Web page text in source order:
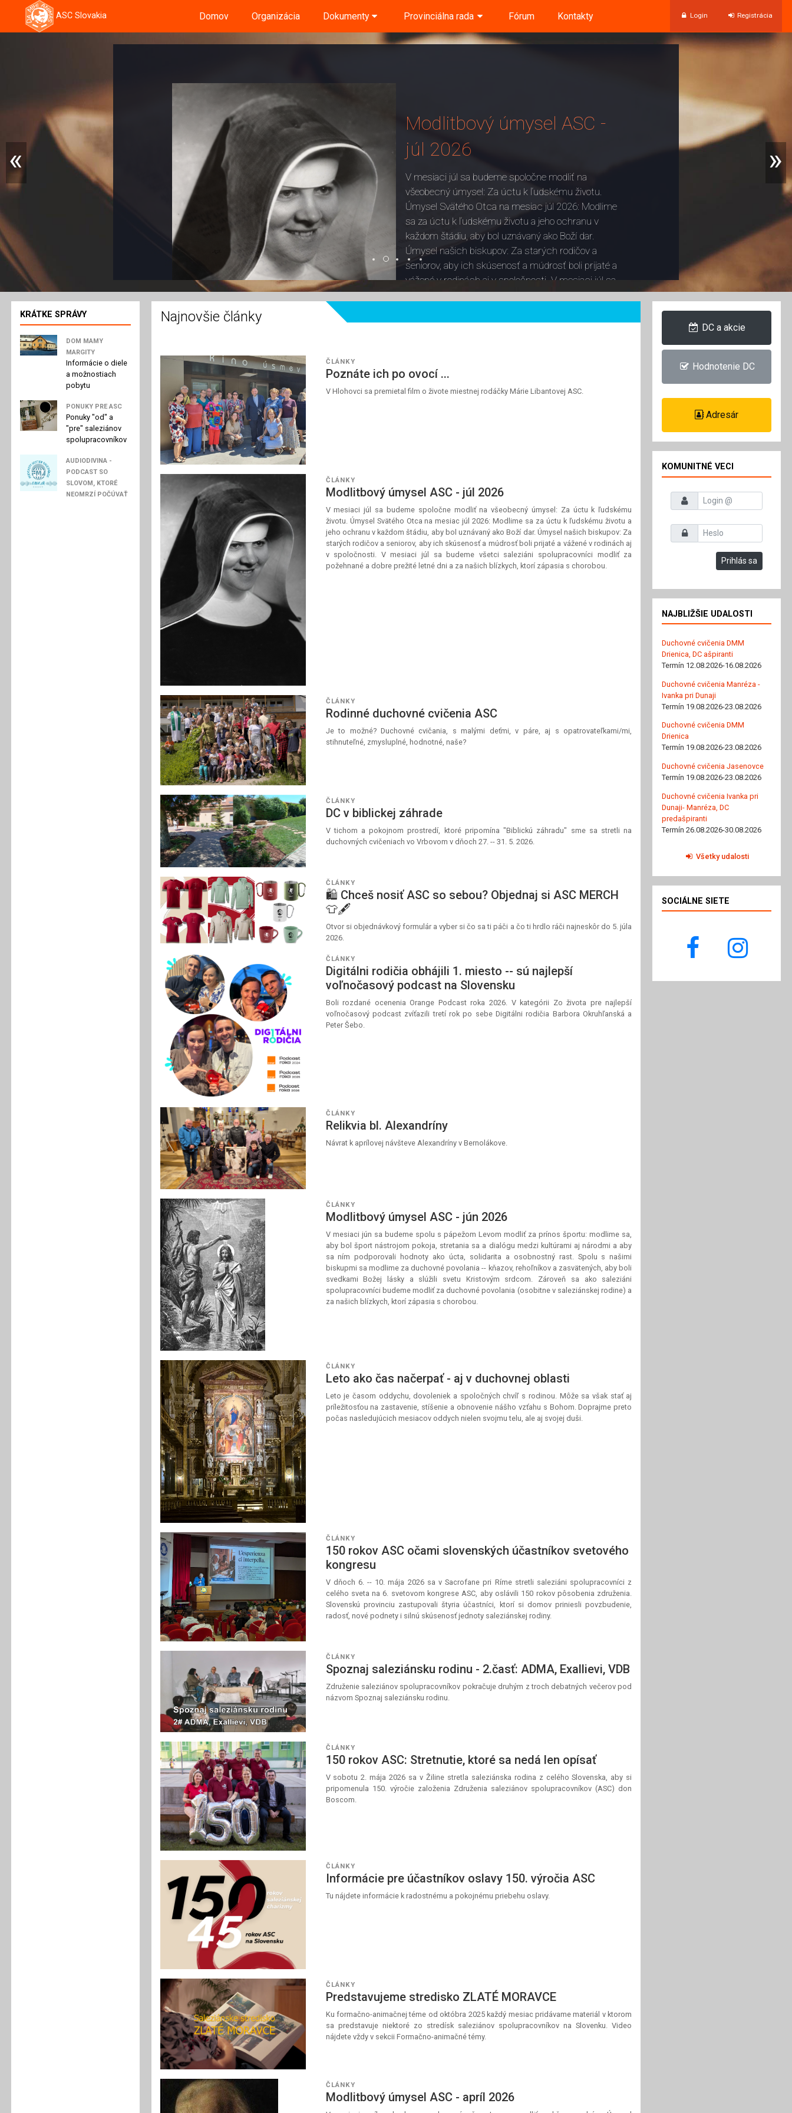
ASC Slovakia Domov Organizácia Dokumenty Provinciálna rada Fórum Kontakty Login Registrácia
Modlitbový úmysel ASC -
júl 2026
V mesiaci júl sa budeme spoločne modliť na
všeobecný úmysel: Za úctu k ľudskému životu.
Úmysel Svätého Otca na mesiac júl 2026: Modlime
sa za úctu k ľudskému životu a jeho ochranu v
každom štádiu, aby bol uznávaný ako Boží dar.
Úmysel našich biskupov: Za starých rodičov a
seniorov, aby ich skúsenosť a múdrosť boli prijaté a
vážené v rodinách aj v spoločnosti. V mesiaci júl sa
budeme všetci saleziáni spolupracovníci modliť za
blízkych, ktorí zápasia s chorobou.
« »
KRÁTKE SPRÁVY
DOM MAMY
MARGITY
Informácie o diele
a možnostiach
pobytu
PONUKY PRE ASC
Ponuky "od" a
"pre" saleziánov
spolupracovníkov
AUDIODIVINA -
PODCAST SO
SLOVOM, KTORÉ
NEOMRZÍ POČÚVAŤ
Najnovšie články
ČLÁNKY
Poznáte ich po ovocí ...
V Hlohovci sa premietal film o živote miestnej rodáčky Márie Libantovej ASC.
ČLÁNKY
Modlitbový úmysel ASC - júl 2026
V mesiaci júl sa budeme spoločne modliť na všeobecný úmysel: Za úctu k ľudskému
životu. Úmysel Svätého Otca na mesiac júl 2026: Modlime sa za úctu k ľudskému životu a
jeho ochranu v každom štádiu, aby bol uznávaný ako Boží dar. Úmysel našich biskupov: Za
starých rodičov a seniorov, aby ich skúsenosť a múdrosť boli prijaté a vážené v rodinách aj
v spoločnosti. V mesiaci júl sa budeme všetci saleziáni spolupracovníci modliť za
požehnané a dobre prežité letné dni a za našich blízkych, ktorí zápasia s chorobou.
ČLÁNKY
Rodinné duchovné cvičenia ASC
Je to možné? Duchovné cvičania, s malými deťmi, v páre, aj s opatrovateľkami/mi,
stihnuteľné, zmysluplné, hodnotné, naše?
ČLÁNKY
DC v biblickej záhrade
V tichom a pokojnom prostredí, ktoré pripomína "Biblickú záhradu" sme sa stretli na
duchovných cvičeniach vo Vrbovom v dňoch 27. -- 31. 5. 2026.
ČLÁNKY
🛍️ Chceš nosiť ASC so sebou? Objednaj si ASC MERCH
👕🖋️
Otvor si objednávkový formulár a vyber si čo sa ti páči a čo ti hrdlo ráči najneskôr do 5. júla
2026.
ČLÁNKY
Digitálni rodičia obhájili 1. miesto -- sú najlepší
voľnočasový podcast na Slovensku
Boli rozdané ocenenia Orange Podcast roka 2026. V kategórii Zo života pre najlepší
voľnočasový podcast zvíťazili tretí rok po sebe Digitálni rodičia Barbora Okruhľanská a
Peter Šebo.
ČLÁNKY
Relikvia bl. Alexandríny
Návrat k aprílovej návšteve Alexandríny v Bernolákove.
ČLÁNKY
Modlitbový úmysel ASC - jún 2026
V mesiaci jún sa budeme spolu s pápežom Levom modliť za prínos športu: modlime sa,
aby bol šport nástrojom pokoja, stretania sa a dialógu medzi kultúrami aj národmi a aby
sa ním podporovali hodnoty ako úcta, solidarita a osobnostný rast. Spolu s našimi
biskupmi sa modlime za duchovné povolania -- kňazov, rehoľníkov a zasvätených, aby boli
svedkami Božej lásky a slúžili svetu Kristovým srdcom. Zároveň sa ako saleziáni
spolupracovníci budeme modliť za duchovné povolania (osobitne v saleziánskej rodine) a
za našich blízkych, ktorí zápasia s chorobou.
ČLÁNKY
Leto ako čas načerpať - aj v duchovnej oblasti
Leto je časom oddychu, dovoleniek a spoločných chvíľ s rodinou. Môže sa však stať aj
príležitosťou na zastavenie, stíšenie a obnovenie nášho vzťahu s Bohom. Doprajme preto
počas nasledujúcich mesiacov oddych nielen svojmu telu, ale aj svojej duši.
ČLÁNKY
150 rokov ASC očami slovenských účastníkov svetového
kongresu
V dňoch 6. -- 10. mája 2026 sa v Sacrofane pri Ríme stretli saleziáni spolupracovníci z
celého sveta na 6. svetovom kongrese ASC, aby oslávili 150 rokov pôsobenia združenia.
Slovenskú provinciu zastupovali štyria účastníci, ktorí si domov priniesli povzbudenie,
radosť, nové podnety i silnú skúsenosť jednoty saleziánskej rodiny.
ČLÁNKY
Spoznaj saleziánsku rodinu - 2.časť: ADMA, Exallievi, VDB
Združenie saleziánov spolupracovníkov pokračuje druhým z troch debatných večerov pod
názvom Spoznaj saleziánsku rodinu.
ČLÁNKY
150 rokov ASC: Stretnutie, ktoré sa nedá len opísať
V sobotu 2. mája 2026 sa v Žiline stretla saleziánska rodina z celého Slovenska, aby si
pripomenula 150. výročie založenia Združenia saleziánov spolupracovníkov (ASC) don
Boscom.
ČLÁNKY
Informácie pre účastníkov oslavy 150. výročia ASC
Tu nájdete informácie k radostnému a pokojnému priebehu oslavy.
ČLÁNKY
Predstavujeme stredisko ZLATÉ MORAVCE
Ku formačno-animačnej téme od októbra 2025 každý mesiac pridávame materiál v ktorom
sa predstavuje niektoré zo stredísk saleziánov spolupracovníkov na Slovenku. Video
nájdete vždy v sekcii Formačno-animačné témy.
ČLÁNKY
Modlitbový úmysel ASC - apríl 2026
DC a akcie
Hodnotenie DC
Adresár
KOMUNITNÉ VECI
Prihlasovacie meno
Heslo
Prihlás sa
NAJBLIŽŠIE UDALOSTI
Duchovné cvičenia DMM
Drienica, DC ašpiranti
Termín 12.08.2026-16.08.2026
Duchovné cvičenia Manréza -
Ivanka pri Dunaji
Termín 19.08.2026-23.08.2026
Duchovné cvičenia DMM
Drienica
Termín 19.08.2026-23.08.2026
Duchovné cvičenia Jasenovce
Termín 19.08.2026-23.08.2026
Duchovné cvičenia Ivanka pri
Dunaji- Manréza, DC
predašpiranti
Termín 26.08.2026-30.08.2026
Všetky udalosti
SOCIÁLNE SIETE